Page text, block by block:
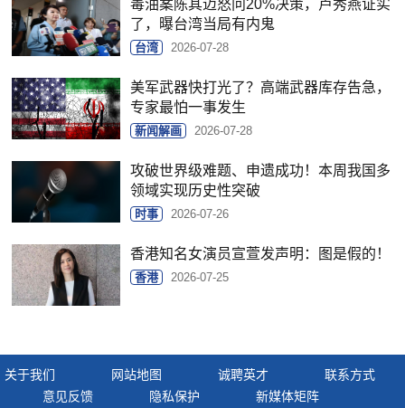
毒油案陈其迈怒问20%决策，卢秀燕证实
了，曝台湾当局有内鬼
台湾 2026-07-28
美军武器快打光了？高端武器库存告急，
专家最怕一事发生
新闻解画 2026-07-28
攻破世界级难题、申遗成功！本周我国多
领域实现历史性突破
时事 2026-07-26
香港知名女演员宣萱发声明：图是假的！
香港 2026-07-25
关于我们 网站地图 诚聘英才
联系方式
意见反馈
隐私保护 新媒体矩阵